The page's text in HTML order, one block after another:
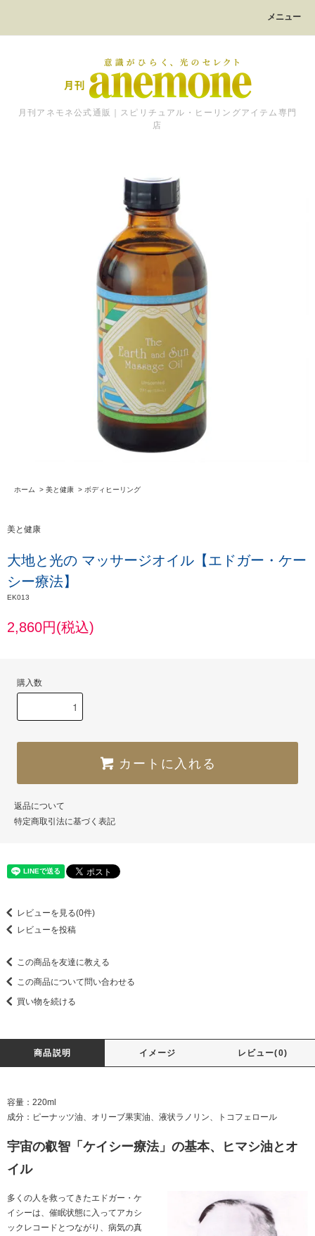
メニュー
月刊アネモネ公式通販｜スピリチュアル・ヒーリングアイテム専門
店
ホーム > 美と健康 > ボディヒーリング
美と健康
大地と光の マッサージオイル【エドガー・ケー
シー療法】
EK013
2,860円(税込)
購入数
カートに入れる
返品について
特定商取引法に基づく表記
レビューを見る(0件)
レビューを投稿
この商品を友達に教える
この商品について問い合わせる
買い物を続ける
商品説明 イメージ レビュー(0)
容量：220ml
成分：ピーナッツ油、オリーブ果実油、液状ラノリン、トコフェロール
宇宙の叡智「ケイシー療法」の基本、ヒマシ油とオ
イル
多くの人を救ってきたエドガー・ケ
イシーは、催眠状態に入ってアカシ
ックレコードとつながり、病気の真